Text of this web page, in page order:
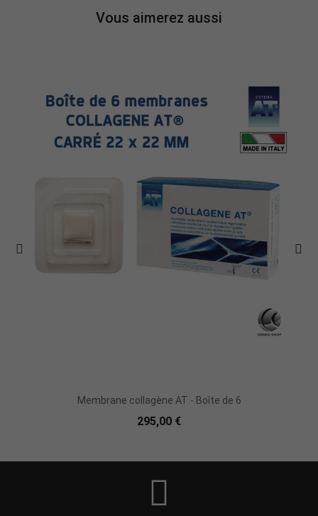
Vous aimerez aussi
Membrane collagène AT - Boîte de 6
295,00 €